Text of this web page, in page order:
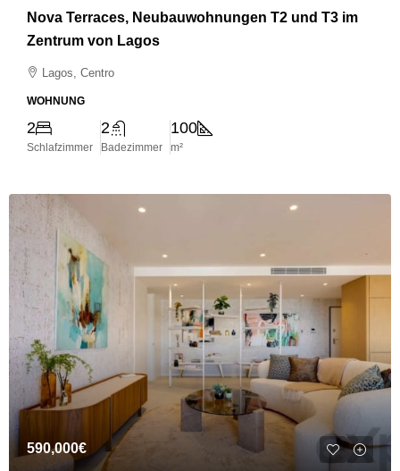
Nova Terraces, Neubauwohnungen T2 und T3 im
Zentrum von Lagos
Lagos, Centro
WOHNUNG
2
Schlafzimmer
2
Badezimmer
100
m²
590,000€